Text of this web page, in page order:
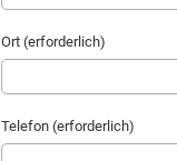
Ort (erforderlich)
Telefon (erforderlich)